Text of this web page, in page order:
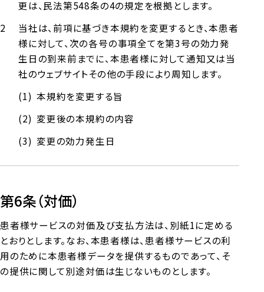
更は、民法第548条の4の規定を根拠とします。
当社は、前項に基づき本規約を変更するとき、本患者
様に対して、次の各号の事項全てを第3号の効力発
生日の到来前までに、本患者様に対して通知又は当
社のウェブサイトその他の手段により周知します。
本規約を変更する旨
変更後の本規約の内容
変更の効力発生日
第6条（対価）
患者様サービスの対価及び支払方法は、別紙1に定める
とおりとします。なお、本患者様は、患者様サービスの利
用のために本患者様データを提供するものであって、そ
の提供に関して別途対価は生じないものとします。